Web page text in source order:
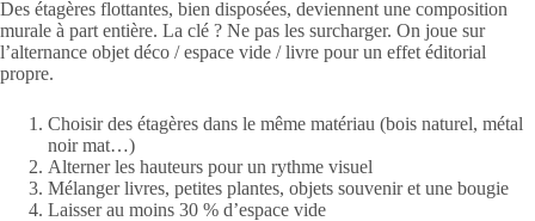
Des étagères flottantes, bien disposées, deviennent une composition
murale à part entière. La clé ? Ne pas les surcharger. On joue sur
l’alternance objet déco / espace vide / livre pour un effet éditorial
propre.
Choisir des étagères dans le même matériau (bois naturel, métal
noir mat…)
Alterner les hauteurs pour un rythme visuel
Mélanger livres, petites plantes, objets souvenir et une bougie
Laisser au moins 30 % d’espace vide